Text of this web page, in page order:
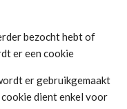
bezocht hebt of
er een cookie
er gebruikgemaakt
dient enkel voor